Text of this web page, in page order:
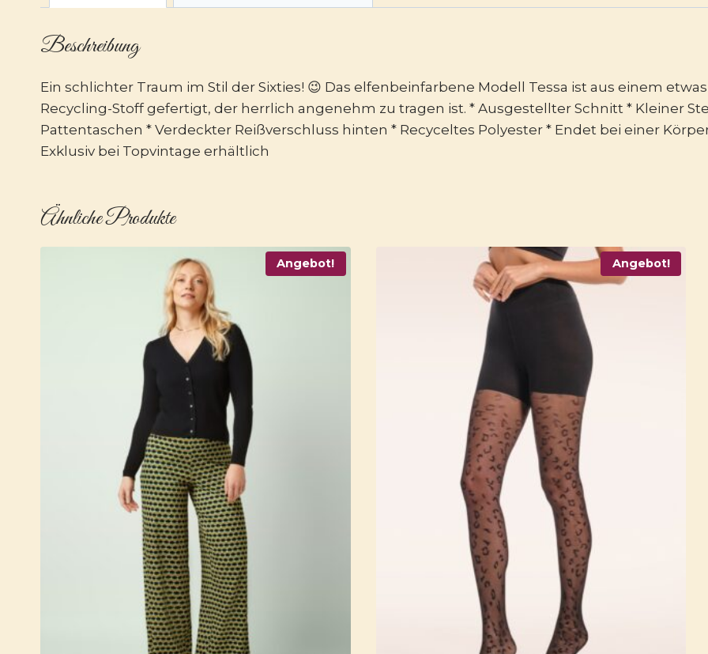
Beschreibung
Ein schlichter Traum im Stil der Sixties! 😉 Das elfenbeinfarbene Modell Tessa ist aus einem
Recycling-Stoff gefertigt, der herrlich angenehm zu tragen ist. * Ausgestellter Schnitt * Kleiner
Pattentaschen * Verdeckter Reißverschluss hinten * Recyceltes Polyester * Endet bei einer
Exklusiv bei Topvintage erhältlich
Ähnliche Produkte
Angebot! Angebot!